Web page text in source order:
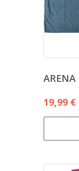
ARENA
19,99 €